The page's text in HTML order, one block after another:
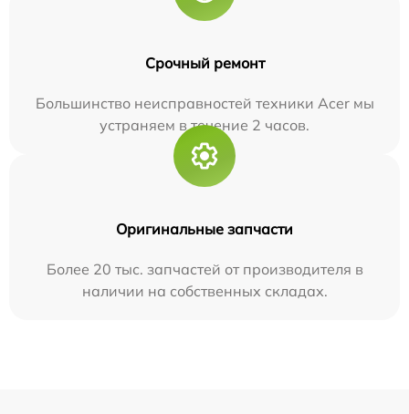
Срочный ремонт
Большинство неисправностей техники Acer мы
устраняем в течение 2 часов.
Оригинальные запчасти
Более 20 тыс. запчастей от производителя в
наличии на собственных складах.